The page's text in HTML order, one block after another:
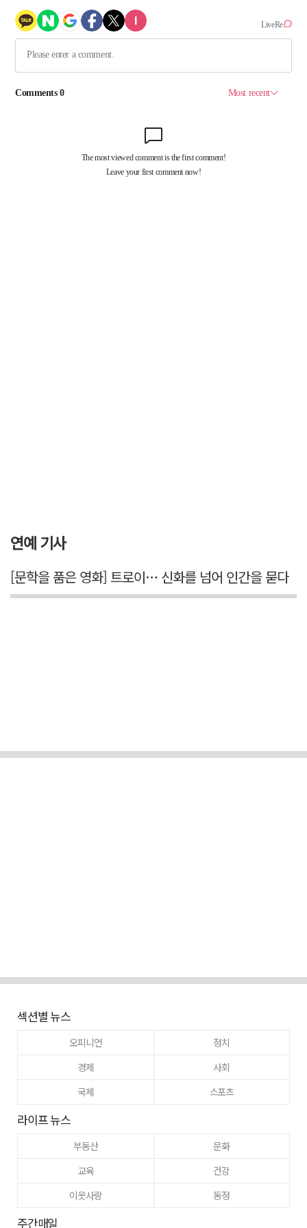
연예 기사
[문학을 품은 영화] 트로이… 신화를 넘어 인간을 묻다
섹션별 뉴스
오피니언
정치
경제
사회
국제
스포츠
라이프 뉴스
부동산
문화
교육
건강
이웃사랑
동정
주간매일